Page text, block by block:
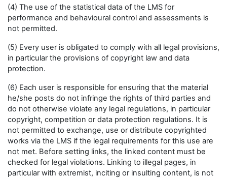
(4) The use of the statistical data of the LMS for
performance and behavioural control and assessments is
not permitted.
(5) Every user is obligated to comply with all legal provisions,
in particular the provisions of copyright law and data
protection.
(6) Each user is responsible for ensuring that the material
he/she posts do not infringe the rights of third parties and
do not otherwise violate any legal regulations, in particular
copyright, competition or data protection regulations. It is
not permitted to exchange, use or distribute copyrighted
works via the LMS if the legal requirements for this use are
not met. Before setting links, the linked content must be
checked for legal violations. Linking to illegal pages, in
particular with extremist, inciting or insulting content, is not